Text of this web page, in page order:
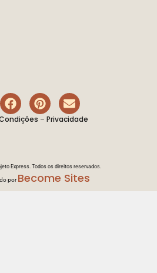
– Privacidade
Express. Todos os direitos reservados.
porBecome Sites